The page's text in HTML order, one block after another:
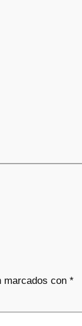
marcados con *